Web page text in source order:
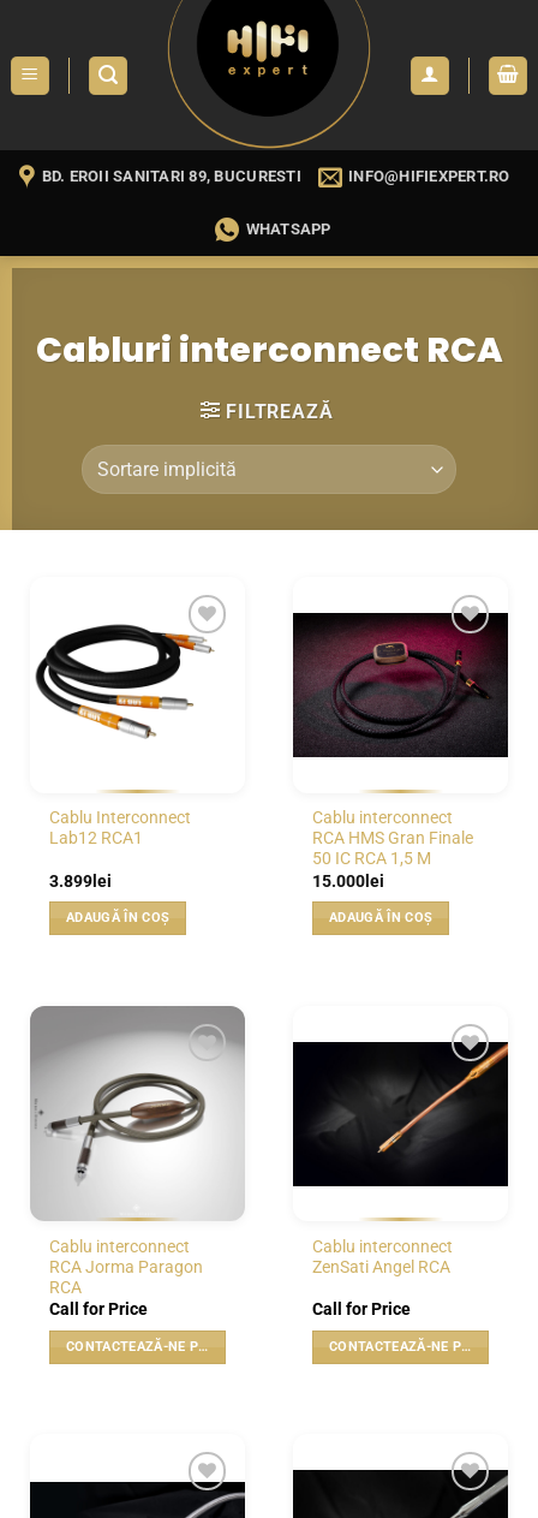
content
BD. EROII SANITARI 89, BUCURESTI INFO@HIFIEXPERT.RO
WHATSAPP
Cabluri interconnect RCA
FILTREAZĂ
WISHLIST
Cablu Interconnect
Lab12 RCA1
3.899lei
ADAUGĂ ÎN COȘ
WISHLIST
Cablu interconnect
RCA HMS Gran Finale
50 IC RCA 1,5 M
15.000lei
ADAUGĂ ÎN COȘ
WISHLIST
Cablu interconnect
RCA Jorma Paragon
RCA
Call for Price
CONTACTEAZĂ-NE PENTRU PREȚ
WISHLIST
Cablu interconnect
ZenSati Angel RCA
Call for Price
CONTACTEAZĂ-NE PENTRU PREȚ
WISHLIST WISHLIST